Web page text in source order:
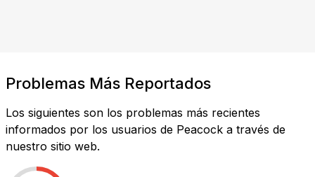
Problemas Más Reportados
Los siguientes son los problemas más recientes
informados por los usuarios de Peacock a través de
nuestro sitio web.